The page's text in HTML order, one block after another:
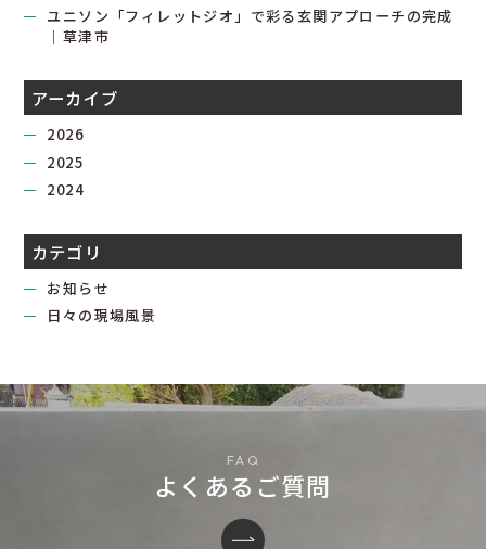
ユニソン「フィレットジオ」で彩る玄関アプローチの完成
｜草津市
アーカイブ
2026
2025
2024
カテゴリ
お知らせ
日々の現場風景
よくあるご質問